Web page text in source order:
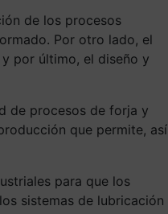
de los procesos
Por otro lado, el
por último, el diseño y
de procesos de forja y
que permite, así
para que los
sistemas de lubricación